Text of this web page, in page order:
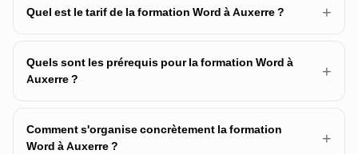
Quel est le tarif de la formation Word à Auxerre ? +
Quels sont les prérequis pour la formation Word à
Auxerre ?
+
Comment s'organise concrètement la formation
Word à Auxerre ?
+